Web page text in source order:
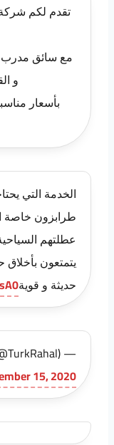
تقدم لكم
مع سائق مدرب
و
بأسعار
الخدمة التي
طرابزون خاصة
عطلتهم
يتمتعون
حديثة و قوية
— Rahal turk turizm (@TurkRahal)
15, 2020